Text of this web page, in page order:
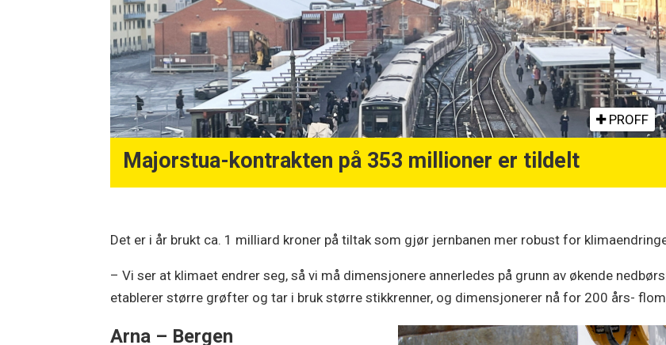
PROFF
Majorstua-kontrakten på 353 millioner er tildelt
Det er i år brukt ca. 1 milliard kroner på tiltak som gjør jernbanen mer robust for
– Vi ser at klimaet endrer seg, så vi må dimensjonere annerledes på grunn av økende
etablerer større grøfter og tar i bruk større stikkrenner, og dimensjonerer nå for 200 års-
Arna – Bergen